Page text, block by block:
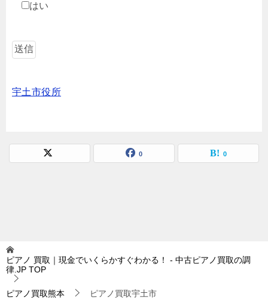
はい
宇土市役所
0 0
ピアノ 買取｜現金でいくらかすぐわかる！ - 中古ピアノ買取の調
律.JP TOP
ピアノ買取熊本 ピアノ買取宇土市